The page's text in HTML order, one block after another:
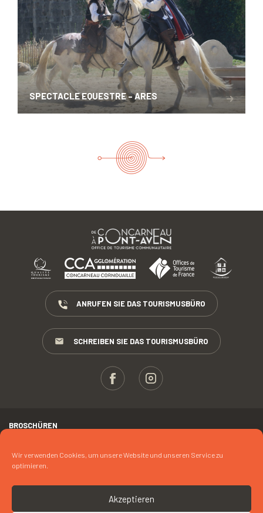
Wir verwenden Cookies, um unsere Website und unseren Service zu
optimieren.
Akzeptieren
SPECTACLE EQUESTRE – ARES
ANRUFEN SIE DAS TOURISMUSBÜRO
SCHREIBEN SIE DAS TOURISMUSBÜRO
BROSCHÜREN